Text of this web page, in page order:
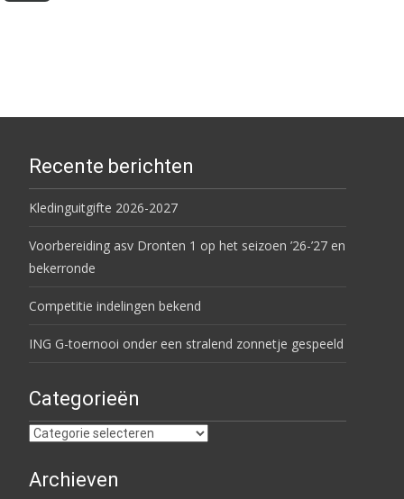
Recente berichten
Kledinguitgifte 2026-2027
Voorbereiding asv Dronten 1 op het seizoen ’26-’27 en
bekerronde
Competitie indelingen bekend
ING G-toernooi onder een stralend zonnetje gespeeld
Categorieën
Categorieën
Archieven